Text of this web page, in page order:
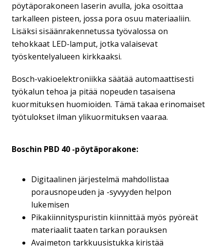
pöytäporakoneen laserin avulla, joka osoittaa
tarkalleen pisteen, jossa pora osuu materiaaliin.
Lisäksi sisäänrakennetussa työvalossa on
tehokkaat LED-lamput, jotka valaisevat
työskentelyalueen kirkkaaksi.
Bosch-vakioelektroniikka säätää automaattisesti
työkalun tehoa ja pitää nopeuden tasaisena
kuormituksen huomioiden. Tämä takaa erinomaiset
työtulokset ilman ylikuormituksen vaaraa.
Boschin PBD 40 -pöytäporakone:
Digitaalinen järjestelmä mahdollistaa
porausnopeuden ja -syvyyden helpon
lukemisen
Pikakiinnityspuristin kiinnittää myös pyöreät
materiaalit taaten tarkan porauksen
Avaimeton tarkkuusistukka kiristää